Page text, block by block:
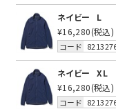
ネイビー
L
¥16,280(税込)
コード
ネイビー
XL
¥16,280(税込)
コード